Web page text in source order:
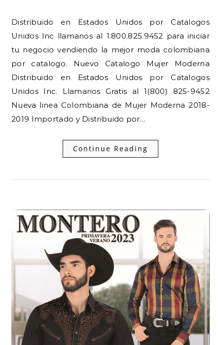
Distribuido en Estados Unidos por Catalogos
Unidos Inc llamanos al 1.800.825.9452 para iniciar
tu negocio vendiendo la mejor moda colombiana
por catalogo. Nuevo Catalogo Mujer Moderna
Distribuido en Estados Unidos por Catalogos
Unidos Inc. Llamanos Gratis al 1(800) 825-9452
Nueva linea Colombiana de Mujer Moderna 2018-
2019 Importado y Distribuido por…
Continue Reading